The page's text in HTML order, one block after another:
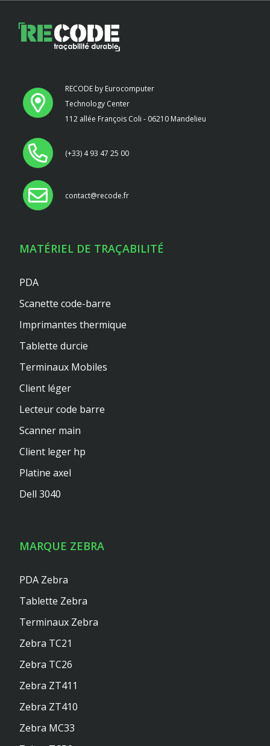
RECODE by Eurocomputer
Technology Center
112 allée François Coli - 06210 Mandelieu
(+33) 4 93 47 25 00
contact@recode.fr
MATÉRIEL DE TRAÇABILITÉ
PDA
Scanette code-barre
Imprimantes thermique
Tablette durcie
Terminaux Mobiles
Client léger
Lecteur code barre
Scanner main
Client leger hp
Platine axel
Dell 3040
MARQUE ZEBRA
PDA Zebra
Tablette Zebra
Terminaux Zebra
Zebra TC21
Zebra TC26
Zebra ZT411
Zebra ZT410
Zebra MC33